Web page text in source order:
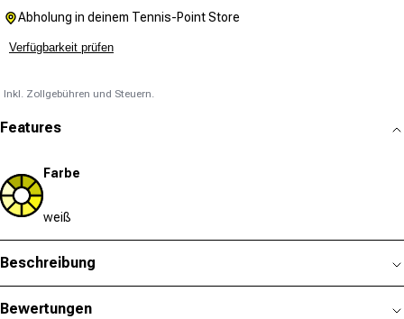
Abholung in deinem Tennis-Point Store
Verfügbarkeit prüfen
Inkl. Zollgebühren und Steuern.
Features
Farbe
weiß
Beschreibung
Bewertungen